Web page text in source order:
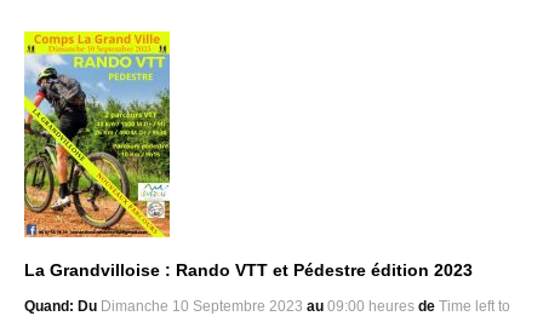
La Grandvilloise : Rando VTT et Pédestre édition 2023
Quand: Du Dimanche 10 Septembre 2023 au 09:00 heures de Time left to